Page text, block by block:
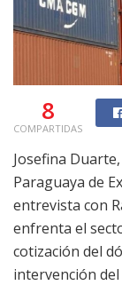
8
COMPARTIDAS
Josefina
Paraguaya de
entrevista con
enfrenta el
cotización del
intervención